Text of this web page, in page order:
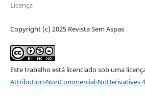
Licença
Copyright (c) 2025 Revista Sem Aspas
Este trabalho está licenciado sob uma
Attribution-NonCommercial-NoDerivatives